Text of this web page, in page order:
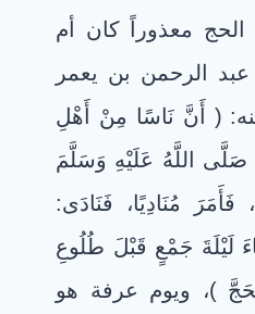
الحج معذوراً كان أم
الرحمن بن يعمر
( أَنَّ نَاسًا مِنْ أَهْلِ
صَلَّى اللَّهُ عَلَيْهِ وَسَلَّمَ
مُنَادِيًا، فَنَادَى:
لَيْلَةَ جَمْعٍ قَبْلَ طُلُوعِ
)، ويوم عرفة هو